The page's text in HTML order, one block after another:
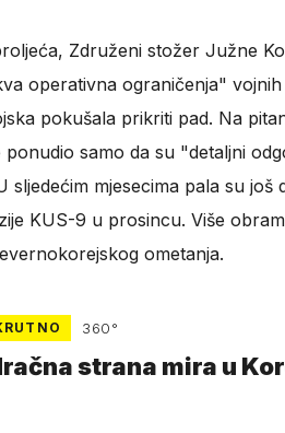
Združeni stožer Južne
operativna ograničenja"
pokušala prikriti pad. Na
samo da su "detaljni
sljedećim mjesecima pala su
KUS-9 u prosincu. Više
ometanja.
360°
strana mira u